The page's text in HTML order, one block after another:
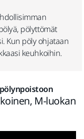
pölyttömät
Kun pöly ohjataan
keuhkoihin.
M-luokan